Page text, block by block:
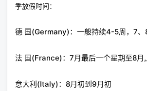
季放假时间：
德 国(Germany)：一般持续4-5周，7
法 国(France)：7月最后一个星期至8月
意大利(Italy)：8月初到9月初